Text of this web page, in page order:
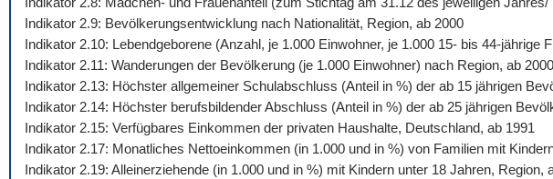
Indikator 2.9: Bevölkerungsentwicklung nach Nationalität, Region, ab 2000
Indikator 2.10: Lebendgeborene (Anzahl, je 1.000 Einwohner, je 1.000 15- bis 44-jährige
Indikator 2.11: Wanderungen der Bevölkerung (je 1.000 Einwohner) nach Region, ab 2000
Indikator 2.13: Höchster allgemeiner Schulabschluss (Anteil in %) der ab 15 jährigen
Indikator 2.14: Höchster berufsbildender Abschluss (Anteil in %) der ab 25 jährigen
Indikator 2.15: Verfügbares Einkommen der privaten Haushalte, Deutschland, ab 1991
Indikator 2.17: Monatliches Nettoeinkommen (in 1.000 und in %) von Familien mit
Indikator 2.19: Alleinerziehende (in 1.000 und in %) mit Kindern unter 18 Jahren, Region,